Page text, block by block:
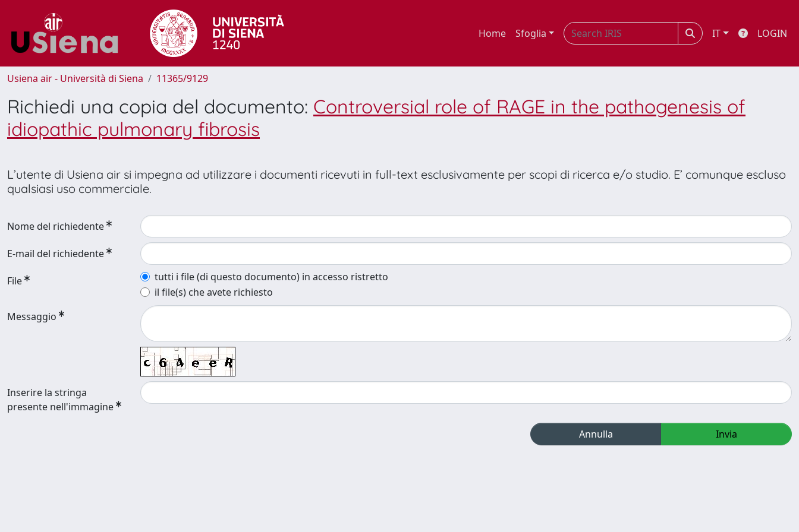
Home Sfoglia IT LOGIN
Usiena air - Università di Siena 11365/9129
Richiedi una copia del documento: Controversial role of RAGE in the pathogenesis of
idiopathic pulmonary fibrosis
L’utente di Usiena air si impegna ad utilizzare i documenti ricevuti in full-text esclusivamente per scopi di ricerca e/o studio. E’ comunque escluso
qualsiasi uso commerciale.
Nome del richiedente
E-mail del richiedente
File
tutti i file (di questo documento) in accesso ristretto
il file(s) che avete richiesto
Messaggio
Inserire la stringa
presente nell'immagine
Annulla Invia